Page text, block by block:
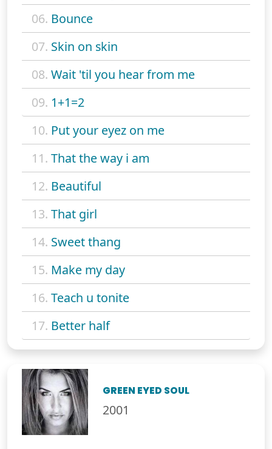
06. Bounce
07. Skin on skin
08. Wait 'til you hear from me
09. 1+1=2
10. Put your eyez on me
11. That the way i am
12. Beautiful
13. That girl
14. Sweet thang
15. Make my day
16. Teach u tonite
17. Better half
GREEN EYED SOUL
2001